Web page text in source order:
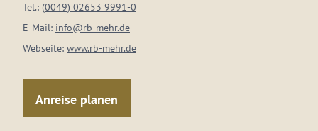
Tel.: (0049) 02653 9991-0
E-Mail: info@rb-mehr.de
Webseite: www.rb-mehr.de
Anreise planen